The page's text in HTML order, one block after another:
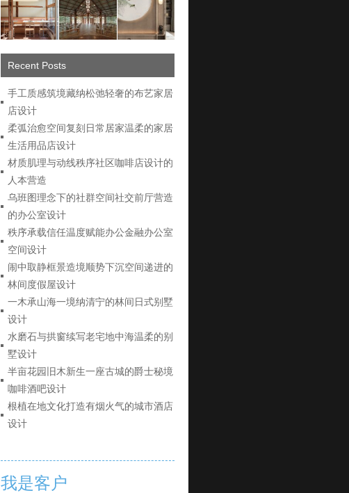
Recent Posts
手工质感筑境藏纳松弛轻奢的布艺家居
店设计
柔弧治愈空间复刻日常居家温柔的家居
生活用品店设计
材质肌理与动线秩序社区咖啡店设计的
人本营造
乌班图理念下的社群空间社交前厅营造
的办公室设计
秩序承载信任温度赋能办公金融办公室
空间设计
闹中取静框景造境顺势下沉空间递进的
林间度假屋设计
一木承山海一境纳清宁的林间日式别墅
设计
水磨石与拱窗续写老宅地中海温柔的别
墅设计
半亩花园旧木新生一座古城的爵士秘境
咖啡酒吧设计
根植在地文化打造有烟火气的城市酒店
设计
我是客户